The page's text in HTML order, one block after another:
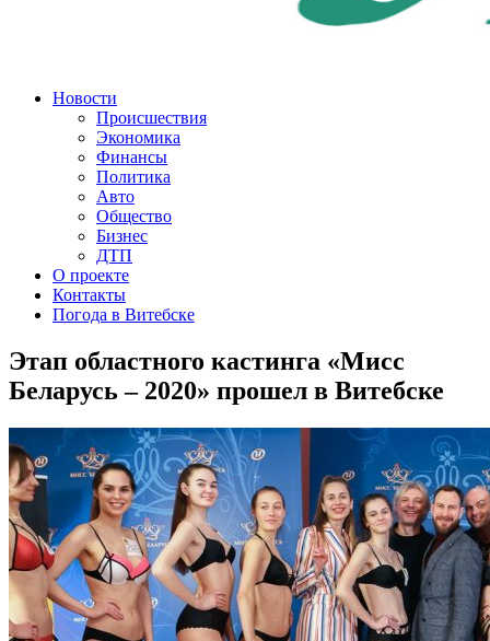
Новости
Происшествия
Экономика
Финансы
Политика
Авто
Общество
Бизнес
ДТП
О проекте
Контакты
Погода в Витебске
Этап областного кастинга «Мисс
Беларусь – 2020» прошел в Витебске